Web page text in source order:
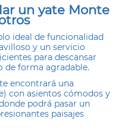
un yate Monte
ideal de funcionalidad
y un servicio
para descansar
de forma agradable.
encontrará una
con asientos cómodos y
podrá pasar un
paisajes